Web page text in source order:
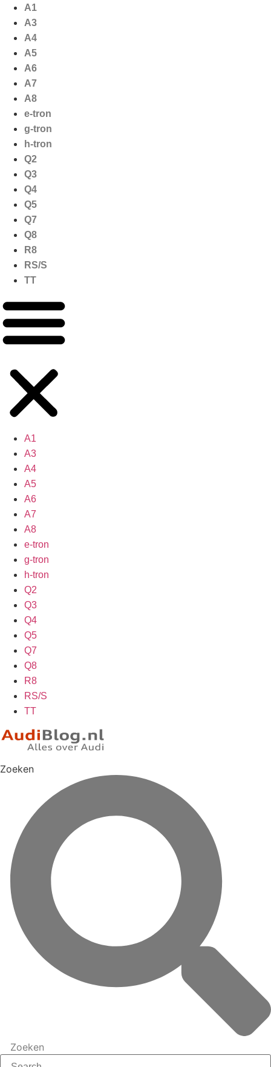
naar
inhoud
A1
A3
A4
A5
A6
A7
A8
e-tron
g-tron
h-tron
Q2
Q3
Q4
Q5
Q7
Q8
R8
RS/S
TT
A1
A3
A4
A5
A6
A7
A8
e-tron
g-tron
h-tron
Q2
Q3
Q4
Q5
Q7
Q8
R8
RS/S
TT
Zoeken
Zoeken